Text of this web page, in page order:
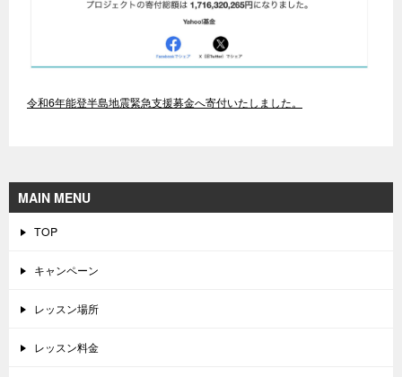
令和6年能登半島地震緊急支援募金へ寄付いたしました。
MAIN MENU
TOP
キャンペーン
レッスン場所
レッスン料金